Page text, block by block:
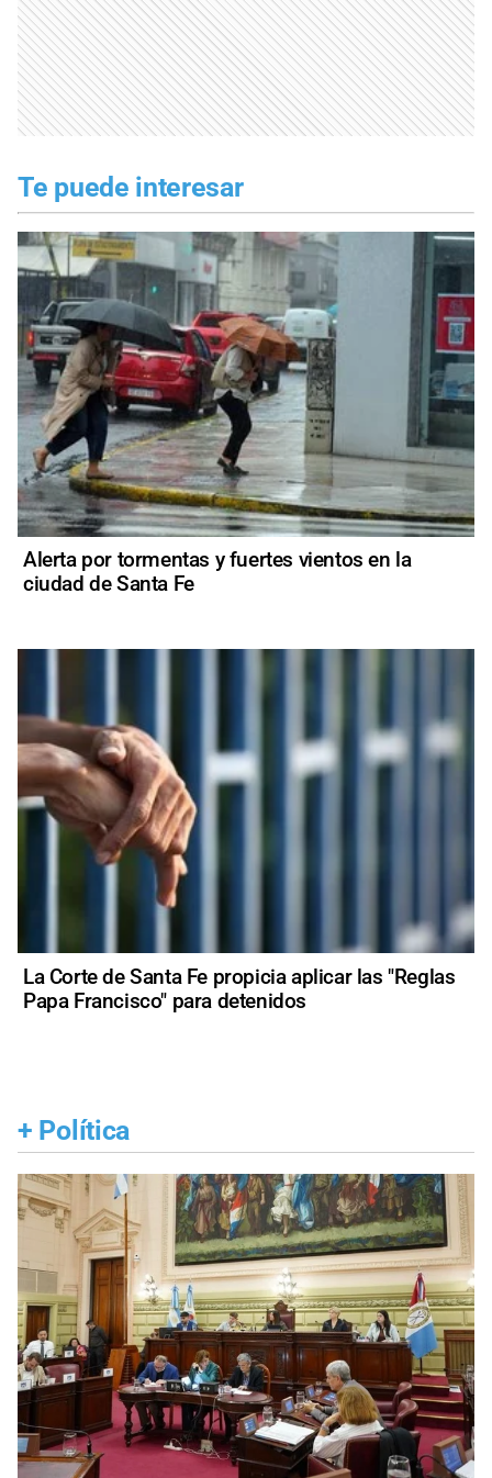
Te puede interesar
Alerta por tormentas y fuertes vientos en la
ciudad de Santa Fe
La Corte de Santa Fe propicia aplicar las "Reglas
Papa Francisco" para detenidos
+ Política